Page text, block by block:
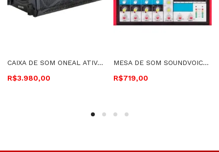
CAIXA DE SOM ONEAL ATIVA LINE ARRAY – OLA-2060 PRETA
R$3.980,00
MESA DE SOM SOUNDVOICE 6 CANAIS – MC6EUX 337
R$719,00